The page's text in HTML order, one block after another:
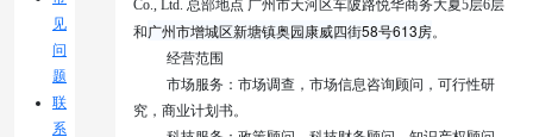
见
问
题
联
系
Co., Ltd. 总部地点 广州市天河区车陂路悦华商务大夏5层6层
和广州市增城区新塘镇奥园康威四街58号613房。
经营范围
市场服务：市场调查，市场信息咨询顾问，可行性研
究，商业计划书。